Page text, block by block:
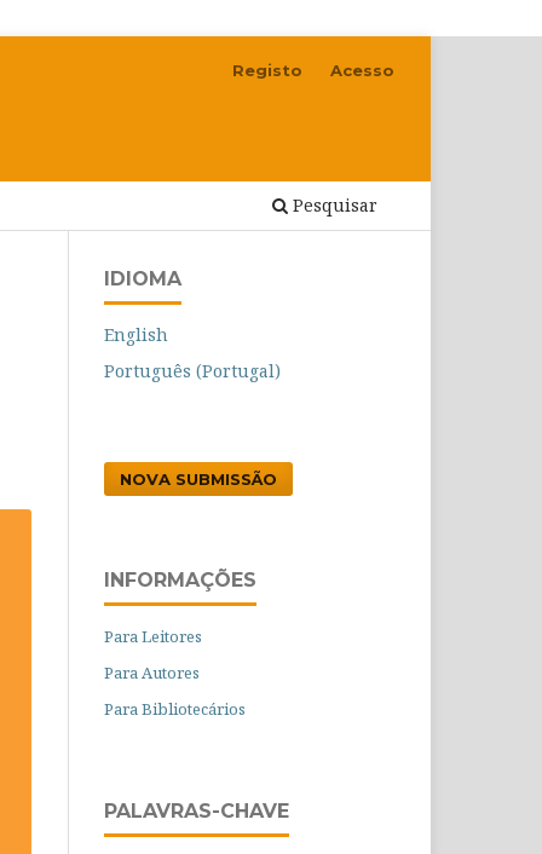
Pesquisar
Registo Acesso
IDIOMA
English
Português (Portugal)
NOVA SUBMISSÃO
INFORMAÇÕES
Para Leitores
Para Autores
Para Bibliotecários
PALAVRAS-CHAVE